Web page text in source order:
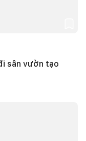
sân vườn tạo